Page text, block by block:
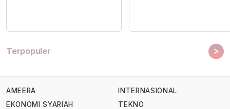
Terpopuler >
AMEERA
EKONOMI SYARIAH
INTERNASIONAL
TEKNO